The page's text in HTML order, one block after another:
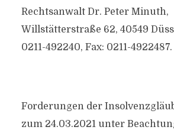
Rechtsanwalt Dr. Peter Minuth,
Willstätterstraße 62, 40549
0211-492240, Fax: 0211-4922487.
Forderungen der
zum 24.03.2021 unter